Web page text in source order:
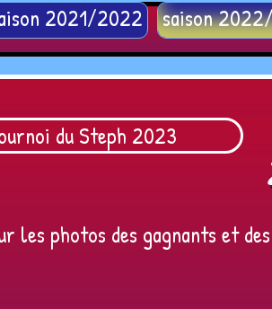
2021/2022 saison
les photos des gagnants et